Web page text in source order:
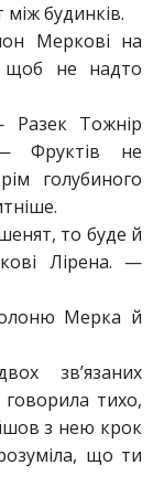
будинків.
Меркові на
щоб не надто
Тожнір
Фруктів не
голубиного
то буде й
Лірена. —
Мерка й
зв’язаних
тихо,
з нею крок
що ти